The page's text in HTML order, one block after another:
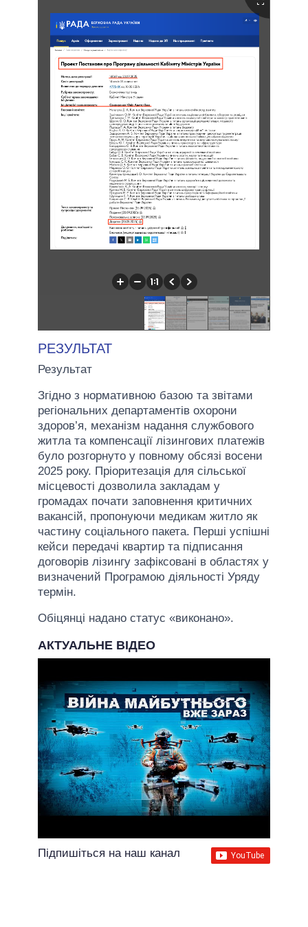
РЕЗУЛЬТАТ
Результат
Згідно з нормативною базою та звітами
регіональних департаментів охорони
здоров’я, механізм надання службового
житла та компенсації лізингових платежів
було розгорнуто у повному обсязі восени
2025 року. Пріоритезація для сільської
місцевості дозволила закладам у
громадах почати заповнення критичних
вакансій, пропонуючи медикам житло як
частину соціального пакета. Перші успішні
кейси передачі квартир та підписання
договорів лізингу зафіксовані в областях у
визначений Програмою діяльності Уряду
термін.
Обіцянці надано статус «виконано».
АКТУАЛЬНЕ ВІДЕО
Підпишіться на наш канал